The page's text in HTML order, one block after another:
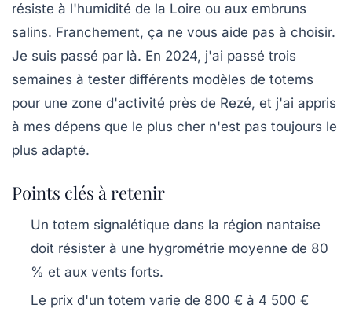
résiste à l'humidité de la Loire ou aux embruns
salins. Franchement, ça ne vous aide pas à choisir.
Je suis passé par là. En 2024, j'ai passé trois
semaines à tester différents modèles de totems
pour une zone d'activité près de Rezé, et j'ai appris
à mes dépens que le plus cher n'est pas toujours le
plus adapté.
Points clés à retenir
Un totem signalétique dans la région nantaise
doit résister à une hygrométrie moyenne de 80
% et aux vents forts.
Le prix d'un totem varie de 800 € à 4 500 €